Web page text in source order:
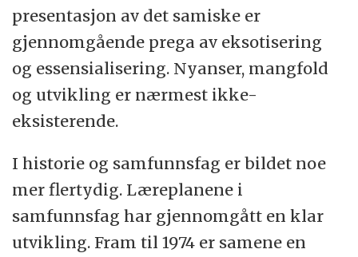
presentasjon av det samiske er
gjennomgående prega av eksotisering
og essensialisering. Nyanser, mangfold
og utvikling er nærmest ikke-
eksisterende.
I historie og samfunnsfag er bildet noe
mer flertydig. Læreplanene i
samfunnsfag har gjennomgått en klar
utvikling. Fram til 1974 er samene en